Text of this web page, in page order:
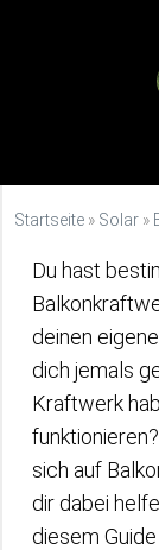
Startseite » Solar »
Du hast
deinen
dich jemals
Kraftwerk
sich auf
dir dabei
diesem